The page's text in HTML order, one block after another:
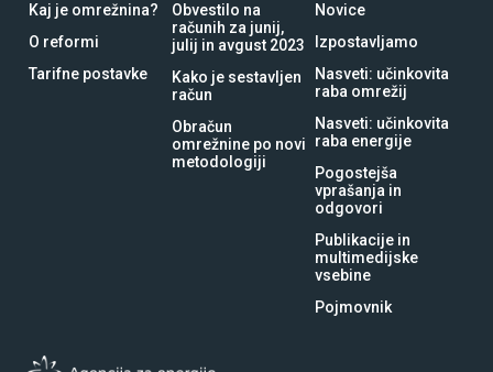
Kaj je omrežnina?
O reformi
Tarifne postavke
Obvestilo na
računih za junij,
julij in avgust 2023
Kako je sestavljen
račun
Obračun
omrežnine po novi
metodologiji
Novice
Izpostavljamo
Nasveti: učinkovita
raba omrežij
Nasveti: učinkovita
raba energije
Pogostejša
vprašanja in
odgovori
Publikacije in
multimedijske
vsebine
Pojmovnik